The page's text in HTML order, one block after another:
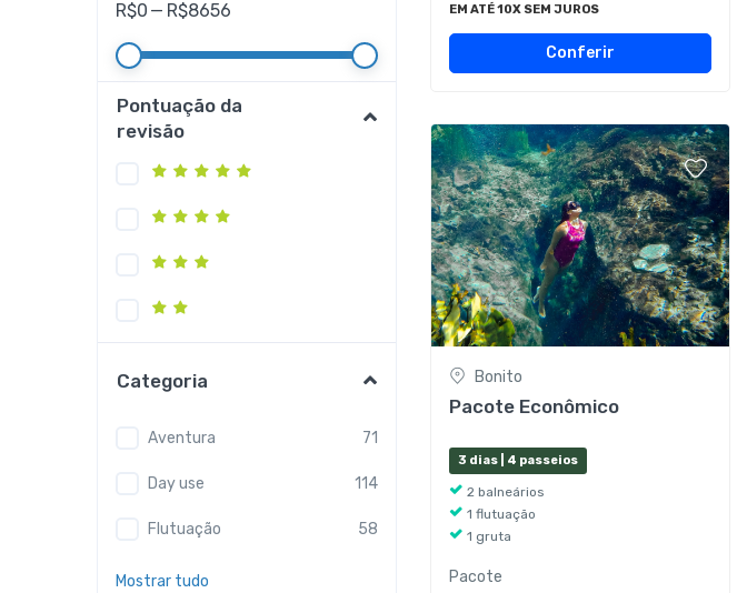
R$0 — R$8656
Pontuação da
revisão
Categoria
Aventura 71
Day use 114
Flutuação 58
Mostrar tudo
EM ATÉ 10X SEM JUROS
Conferir
Bonito
Pacote Econômico
3 dias | 4 passeios
2 balneários
1 flutuação
1 gruta
Pacote